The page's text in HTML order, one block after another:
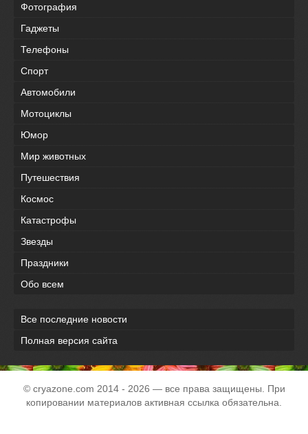
Фотография
Гаджеты
Телефоны
Спорт
Автомобили
Мотоциклы
Юмор
Мир животных
Путешествия
Космос
Катастрофы
Звезды
Праздники
Обо всем
Все последние новости
Полная версия сайта
© cryazone.com 2014 - 2026 — все права защищены. При
копировании материалов активная ссылка обязательна.